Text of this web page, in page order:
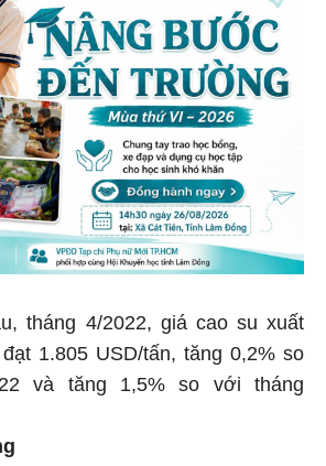
tháng 4/2022, giá cao su xuất
1.805 USD/tấn, tăng 0,2% so
và tăng 1,5% so với tháng